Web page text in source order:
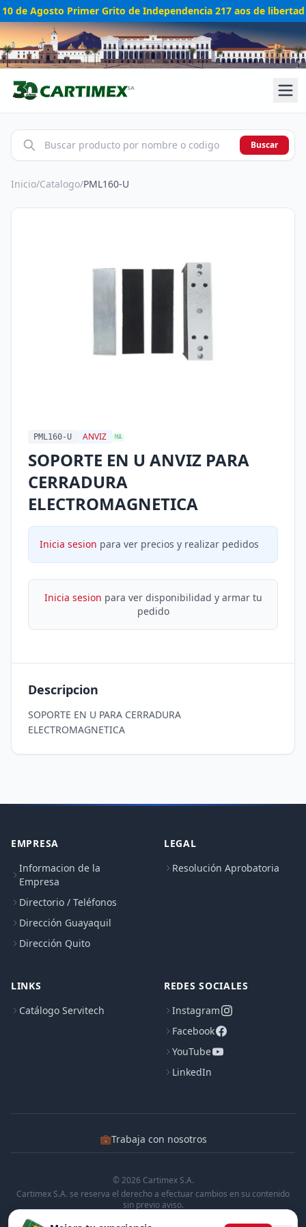
10 de Agosto Primer Grito de Independencia 217 aos de libertad
Buscar
Inicio/Catalogo/PML160-U
PML160-U ANVIZ MA
SOPORTE EN U ANVIZ PARA
CERRADURA
ELECTROMAGNETICA
Inicia sesion para ver precios y realizar pedidos
Inicia sesion para ver disponibilidad y armar tu
pedido
Descripcion
SOPORTE EN U PARA CERRADURA
ELECTROMAGNETICA
EMPRESA
Informacion de la
Empresa
Directorio / Teléfonos
Dirección Guayaquil
Dirección Quito
LEGAL
Resolución Aprobatoria
LINKS
Catálogo Servitech
REDES SOCIALES
Instagram
Facebook
YouTube
LinkedIn
💼Trabaja con nosotros
© 2026 Cartimex S.A.
Cartimex S.A. se reserva el derecho a efectuar cambios en su contenido
sin previo aviso.
Cartimex S.A. no manifiesta ni garantiza que la informacion contenida en